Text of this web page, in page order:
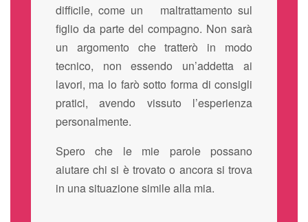
difficile, come un maltrattamento sul
figlio da parte del compagno. Non sarà
un argomento che tratterò in modo
tecnico, non essendo un’addetta ai
lavori, ma lo farò sotto forma di consigli
pratici, avendo vissuto l’esperienza
personalmente.
Spero che le mie parole possano
aiutare chi si è trovato o ancora si trova
in una situazione simile alla mia.